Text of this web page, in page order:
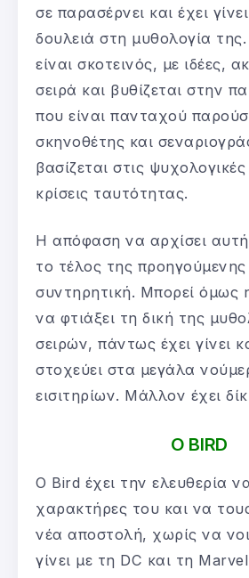
σε παρασέρνει και έχει
δουλειά στη μυθολογία
είναι σκοτεινός, με ιδέες,
σειρά και βυθίζεται στην
που είναι πανταχού
σκηνοθέτης και
βασίζεται στις ψυχολογικές
κρίσεις ταυτότητας.
Η απόφαση να αρχίσει
το τέλος της προηγούμενης
συντηρητική. Μπορεί όμως
να φτιάξει τη δική της
σειρών, πάντως έχει γίνει
στοχεύει στα μεγάλα
εισιτηρίων. Μάλλον έχει
Ο BIRD
Ο Bird έχει την ελευθερία
χαρακτήρες του και να τους
νέα αποστολή, χωρίς να
γίνει με τη DC και τη